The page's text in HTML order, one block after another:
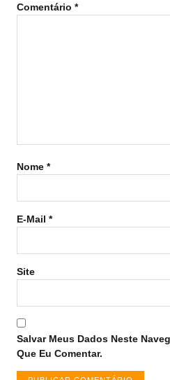
Comentário *
Nome *
E-Mail *
Site
Salvar Meus Dados Neste
Que Eu Comentar.